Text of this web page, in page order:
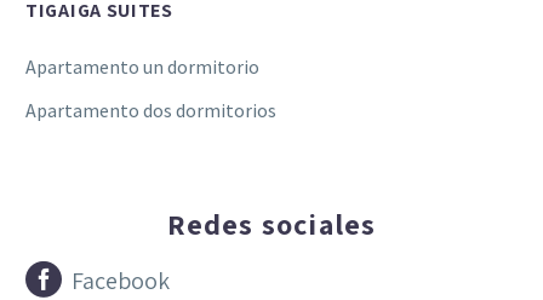
TIGAIGA SUITES
Apartamento un dormitorio
Apartamento dos dormitorios
Redes sociales

 Facebook